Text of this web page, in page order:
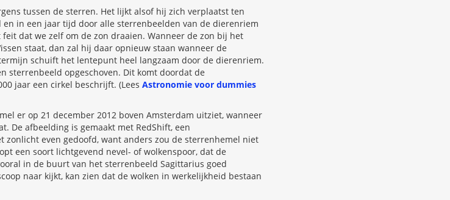
tussen de sterren. Het lijkt alsof hij zich verplaatst ten
in een jaar tijd door alle sterrenbeelden van de dierenriem
dat we zelf om de zon draaien. Wanneer de zon bij het
staat, dan zal hij daar opnieuw staan wanneer de
schuift het lentepunt heel langzaam door de dierenriem.
sterrenbeeld opgeschoven. Dit komt doordat de
jaar een cirkel beschrijft. (Lees Astronomie voor dummies
er op 21 december 2012 boven Amsterdam uitziet, wanneer
De afbeelding is gemaakt met RedShift, een
zonlicht even gedoofd, want anders zou de sterrenhemel niet
een soort lichtgevend nevel- of wolkenspoor, dat de
in de buurt van het sterrenbeeld Sagittarius goed
naar kijkt, kan zien dat de wolken in werkelijkheid bestaan